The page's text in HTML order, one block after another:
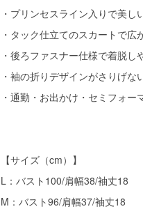
・プリンセスライン入りで美し
・タック仕立てのスカートで広
・後ろファスナー仕様で着脱し
・袖の折りデザインがさりげな
・通勤・お出かけ・セミフォー
【サイズ（cm）】
L：バスト100/肩幅38/袖丈18
M：バスト96/肩幅37/袖丈18